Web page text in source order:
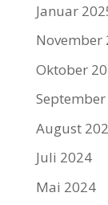
Januar
November
Oktober
August
Juli 2024
Mai 2024